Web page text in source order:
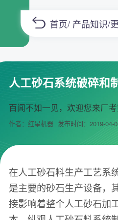
首页/ 产品知识/
人工砂石系统破碎和
百闻不如一见，欢迎您来厂考
作者：红星机器 发布时间：2019-04-
在人工砂石料生产工艺系
是主要的砂石生产设备，
接影响着整个人工砂石加